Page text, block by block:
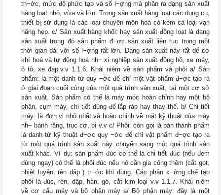
th−ớc, mức độ phức tạp và số l−ợng mà phân ra dạng sản xuất
hàng loạt nhỏ, vừa và lớn. Trong sản xuất hàng loạt các dụng cụ,
thiết bị sử dụng là các loại chuyên môn hoá có kèm cả loại vạn
năng hẹp. c/ Sản xuất hàng khối: hay sản xuất đồng loạt là dạng
sản xuất trong đó sản phẩm đ−ợc sản xuất liên tục trong một
thời gian dài với số l−ợng rất lớn. Dạng sản xuất này rất dể cơ
khí hoá và tự động hoá nh− xí nghiệp sản xuất đồng hồ, xe máy,
ô tô, xe đạp.v.v 1.1.6. Khái niệm về sản phẩm và phôi a/ Sản
phẩm: là một danh từ quy −ớc để chỉ một vật phẩm đ−ợc tạo ra
ở giai đoạn cuối cùng của một quá trình sản xuất, tại một cơ sở
sản xuất. Sản phẩm có thể là máy móc hoàn chỉnh hay một bộ
phận, cụm máy, chi tiết dùng để lắp ráp hay thay thế. b/ Chi tiết
máy: là đơn vị nhỏ nhất và hoàn chỉnh về mặt kỹ thuật của máy
nh− bánh răng, trục cơ, bi v.v c/ Phôi: còn gọi là bán thành phẩm
là danh từ kỹ thuật đ−ợc quy −ớc để chỉ vật phẩm đ−ợc tạo ra
từ một quá trình sản xuất này chuyển sang một quá trình sản
xuất khác. Ví dụ: sản phẩm đúc có thể là chi tiết đúc (nếu đem
dùng ngay) có thể là phôi đúc nếu nó cần gia công thêm (cắt gọt,
nhiệt luyện, rèn dập ) tr−ớc khi dùng. Các phân x−ởng chế tạo
phôi là đúc, rèn, dập, hàn, gò, cắt kim loại v.v 1.1.7. Khái niêm
về cơ cấu máy và bộ phận máy a/ Bộ phận máy: đây là một